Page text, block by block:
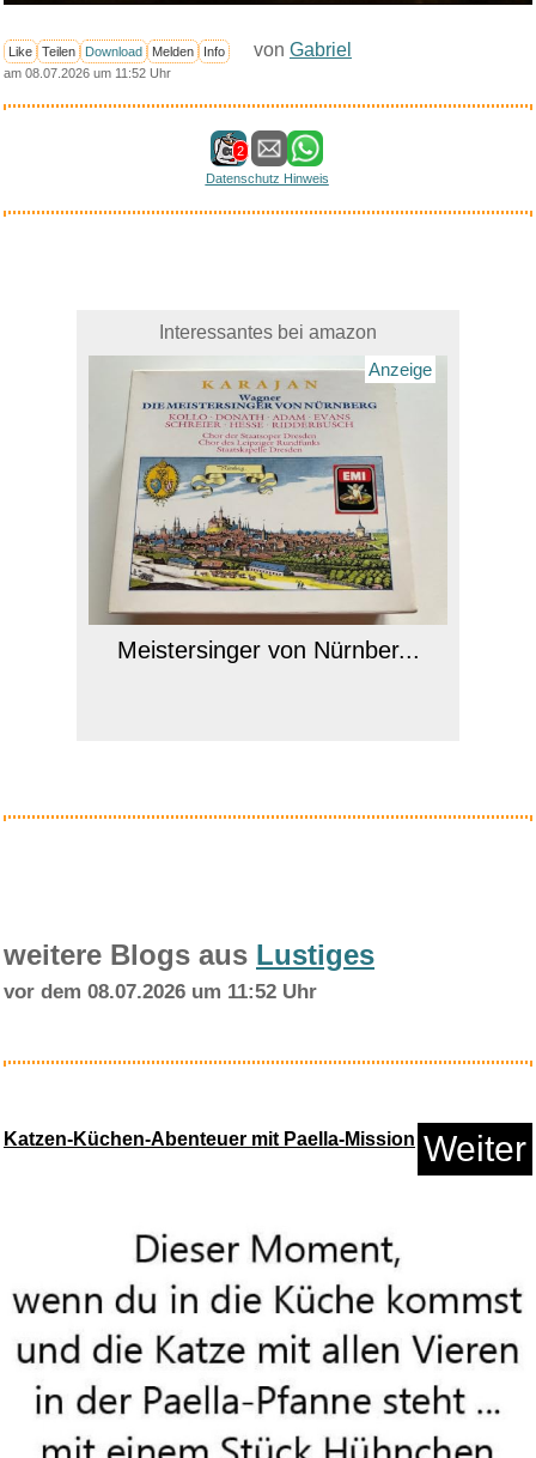
Like Teilen Download Melden Info von Gabriel
am 08.07.2026 um 11:52 Uhr
2
Datenschutz Hinweis
Interessantes bei amazon
Anzeige
Meistersinger von Nürnber...
weitere Blogs aus Lustiges
vor dem 08.07.2026 um 11:52 Uhr
Katzen-Küchen-Abenteuer mit Paella-Mission Weiter